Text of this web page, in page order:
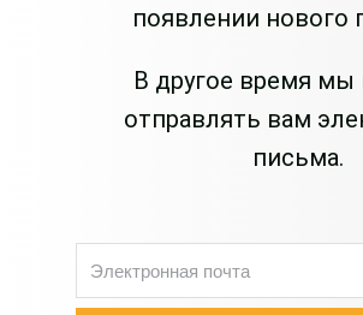
появлении нового
В другое время мы
отправлять вам
письма.
邮
箱